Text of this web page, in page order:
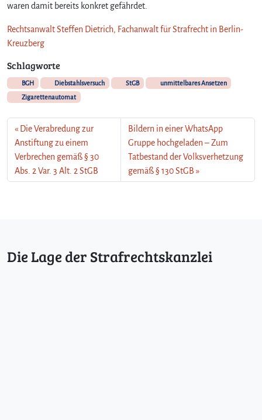
waren damit bereits konkret gefährdet.
Rechtsanwalt Steffen Dietrich, Fachanwalt für Strafrecht in Berlin-
Kreuzberg
Schlagworte
BGH Diebstahlsversuch StGB
unmittelbares Ansetzen
Zigarettenautomat
Die Verabredung zur
Anstiftung zu einem
Verbrechen gemäß § 30
Abs. 2 Var. 3 Alt. 2 StGB
Bildern in einer WhatsApp
Gruppe hochgeladen – Zum
Tatbestand der Volksverhetzung
gemäß § 130 StGB
Die Lage der Strafrechtskanzlei